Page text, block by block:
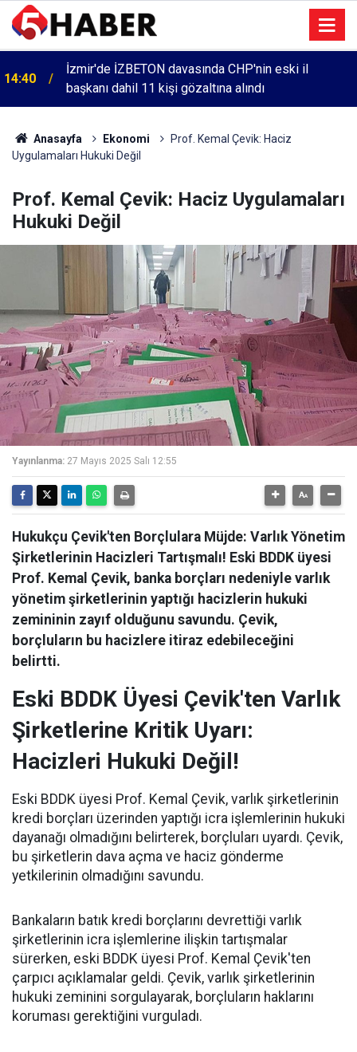
14:40
İzmir'de İZBETON davasında CHP'nin eski il
başkanı dahil 11 kişi gözaltına alındı
Anasayfa Ekonomi
Prof. Kemal Çevik: Haciz
Uygulamaları Hukuki Değil
Prof. Kemal Çevik: Haciz Uygulamaları
Hukuki Değil
Yayınlanma: 27 Mayıs 2025 Salı 12:55
Hukukçu Çevik'ten Borçlulara Müjde: Varlık Yönetim
Şirketlerinin Hacizleri Tartışmalı! Eski BDDK üyesi
Prof. Kemal Çevik, banka borçları nedeniyle varlık
yönetim şirketlerinin yaptığı hacizlerin hukuki
zemininin zayıf olduğunu savundu. Çevik,
borçluların bu hacizlere itiraz edebileceğini
belirtti.
Eski BDDK Üyesi Çevik'ten Varlık
Şirketlerine Kritik Uyarı:
Hacizleri Hukuki Değil!
Eski BDDK üyesi Prof. Kemal Çevik, varlık şirketlerinin
kredi borçları üzerinden yaptığı icra işlemlerinin hukuki
dayanağı olmadığını belirterek, borçluları uyardı. Çevik,
bu şirketlerin dava açma ve haciz gönderme
yetkilerinin olmadığını savundu.
Bankaların batık kredi borçlarını devrettiği varlık
şirketlerinin icra işlemlerine ilişkin tartışmalar
sürerken, eski BDDK üyesi Prof. Kemal Çevik'ten
çarpıcı açıklamalar geldi. Çevik, varlık şirketlerinin
hukuki zeminini sorgulayarak, borçluların haklarını
koruması gerektiğini vurguladı.